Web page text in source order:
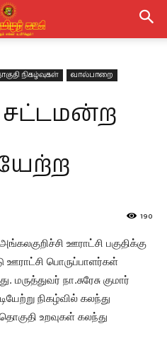
நிகழ்வுகள்
வால்பாறை
190
ஊராட்சி பகுதிக்கு
ஊராட்சி பொருப்பாளர்கள்
நா.சுரேசு குமார்
நிகழ்வில் கலந்து
உறவுகள் கலந்து